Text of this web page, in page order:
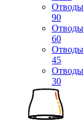
Отводы
90
Отводы
60
Отводы
45
Отводы
30